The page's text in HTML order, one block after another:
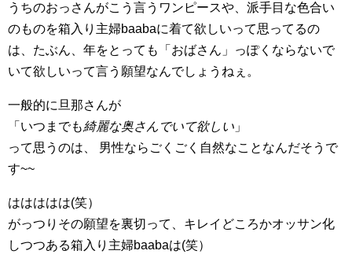
うちのおっさんがこう言うワンピースや、派手目な色合い
のものを箱入り主婦baabaに着て欲しいって思ってるの
は、たぶん、年をとっても「おばさん」っぽくならないで
いて欲しいって言う願望なんでしょうねぇ。
一般的に旦那さんが
「いつまでも綺麗な奥さんでいて欲しい 」
って思うのは、 男性ならごくごく自然なことなんだそうで
す~~
ははははは(笑）
がっつりその願望を裏切って、キレイどころかオッサン化
しつつある箱入り主婦baabaは(笑）